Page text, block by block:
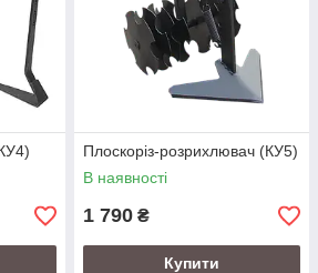
Плоскоріз-розрихлювач (КУ5)
В наявності
1 790 ₴
Купити